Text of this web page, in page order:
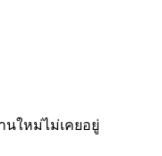
นใหม่ไม่เคยอยู่